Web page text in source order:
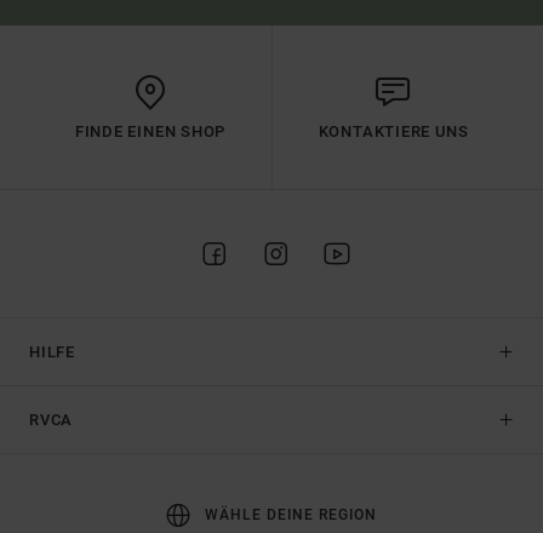
FINDE EINEN SHOP KONTAKTIERE UNS
HILFE
RVCA
WÄHLE DEINE REGION